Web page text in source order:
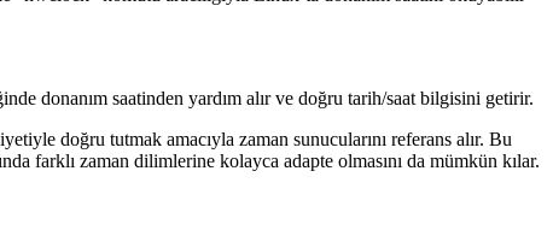
donanım saatinden yardım alır ve doğru tarih/saat bilgisini getirir.
doğru tutmak amacıyla zaman sunucularını referans alır. Bu
farklı zaman dilimlerine kolayca adapte olmasını da mümkün kılar.